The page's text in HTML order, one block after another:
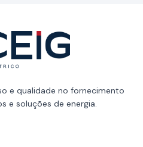
e qualidade no fornecimento
e soluções de energia.